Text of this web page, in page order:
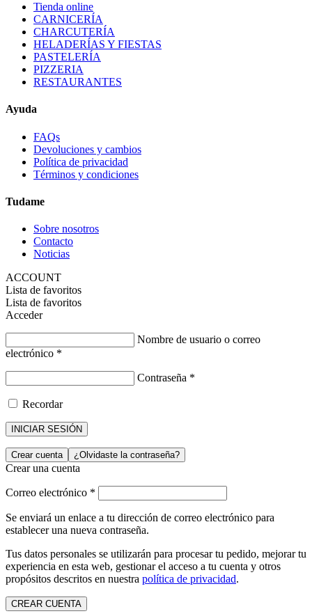
Tienda online
CARNICERÍA
CHARCUTERÍA
HELADERÍAS Y FIESTAS
PASTELERÍA
PIZZERIA
RESTAURANTES
Ayuda
FAQs
Devoluciones y cambios
Política de privacidad
Términos y condiciones
Tudame
Sobre nosotros
Contacto
Noticias
ACCOUNT
Lista de favoritos
Lista de favoritos
Acceder
Nombre de usuario o correo
electrónico *
Contraseña *
Recordar
INICIAR SESIÓN
Crear cuenta ¿Olvidaste la contraseña?
Crear una cuenta
Correo electrónico *
Se enviará un enlace a tu dirección de correo electrónico para
establecer una nueva contraseña.
Tus datos personales se utilizarán para procesar tu pedido, mejorar tu
experiencia en esta web, gestionar el acceso a tu cuenta y otros
propósitos descritos en nuestra política de privacidad.
CREAR CUENTA